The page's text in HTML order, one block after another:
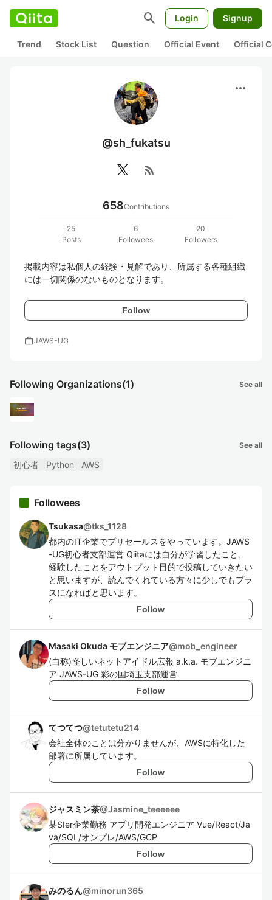
search Login Signup
Trend Stock List Question Official Event Official
more_horiz
@sh_fukatsu
rss_feed
658Contributions
25
Posts
6
Followees
20
Followers
掲載内容は私個人の経験・見解であり、所属する各種組織
には一切関係のないものとなります。
Follow
workJAWS-UG
Following Organizations(1) See all
Following tags(3) See all
初心者 Python AWS
Followees
Tsukasa@tks_1128
都内のIT企業でプリセールスをやっています。JAWS
-UG初心者支部運営 Qiitaには自分が学習したこと、
経験したことをアウトプット目的で投稿していきたい
と思いますが、読んでくれている方々に少しでもプラ
スになればと思います。
Follow
Masaki Okuda モブエンジニア@mob_engineer
(自称)怪しいネットアイドル広報 a.k.a. モブエンジニ
ア JAWS-UG 彩の国埼玉支部運営
Follow
てつてつ@tetutetu214
会社全体のことは分かりませんが、AWSに特化した
部署に所属しています。
Follow
ジャスミン茶@Jasmine_teeeeee
某SIer企業勤務 アプリ開発エンジニア Vue/React/Ja
va/SQL/オンプレ/AWS/GCP
Follow
みのるん@minorun365